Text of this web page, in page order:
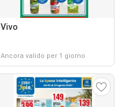
Vivo
Ancora valido per 1 giorno